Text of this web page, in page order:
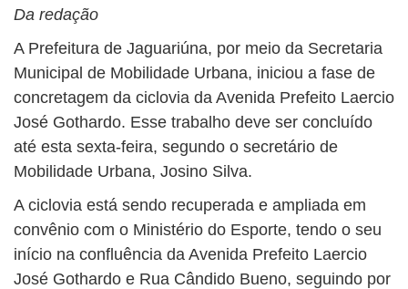
Da redação
A Prefeitura de Jaguariúna, por meio da Secretaria
Municipal de Mobilidade Urbana, iniciou a fase de
concretagem da ciclovia da Avenida Prefeito Laercio
José Gothardo. Esse trabalho deve ser concluído
até esta sexta-feira, segundo o secretário de
Mobilidade Urbana, Josino Silva.
A ciclovia está sendo recuperada e ampliada em
convênio com o Ministério do Esporte, tendo o seu
início na confluência da Avenida Prefeito Laercio
José Gothardo e Rua Cândido Bueno, seguindo por